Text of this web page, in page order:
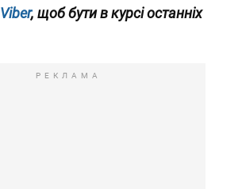
Viber, щоб бути в курсі останніх
РЕКЛАМА